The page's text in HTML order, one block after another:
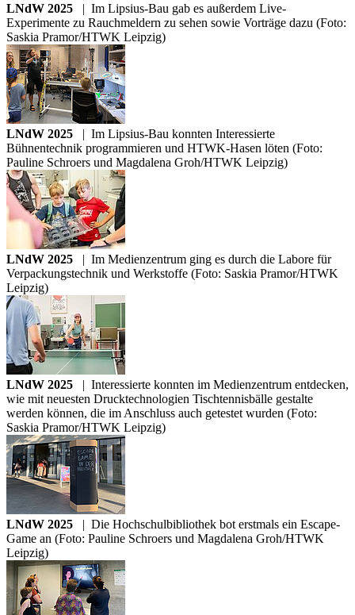
LNdW 2025 | Im Lipsius-Bau gab es außerdem Live-
Experimente zu Rauchmeldern zu sehen sowie Vorträge dazu (Foto:
Saskia Pramor/HTWK Leipzig)
LNdW 2025 | Im Lipsius-Bau konnten Interessierte
Bühnentechnik programmieren und HTWK-Hasen löten (Foto:
Pauline Schroers und Magdalena Groh/HTWK Leipzig)
LNdW 2025 | Im Medienzentrum ging es durch die Labore für
Verpackungstechnik und Werkstoffe (Foto: Saskia Pramor/HTWK
Leipzig)
LNdW 2025 | Interessierte konnten im Medienzentrum entdecken,
wie mit neuesten Drucktechnologien Tischtennisbälle gestalte
werden können, die im Anschluss auch getestet wurden (Foto:
Saskia Pramor/HTWK Leipzig)
LNdW 2025 | Die Hochschulbibliothek bot erstmals ein Escape-
Game an (Foto: Pauline Schroers und Magdalena Groh/HTWK
Leipzig)